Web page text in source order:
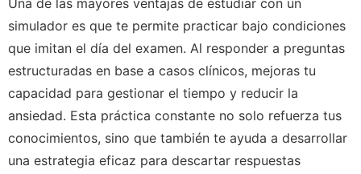
Una de las mayores ventajas de estudiar con un
simulador es que te permite practicar bajo condiciones
que imitan el día del examen. Al responder a preguntas
estructuradas en base a casos clínicos, mejoras tu
capacidad para gestionar el tiempo y reducir la
ansiedad. Esta práctica constante no solo refuerza tus
conocimientos, sino que también te ayuda a desarrollar
una estrategia eficaz para descartar respuestas